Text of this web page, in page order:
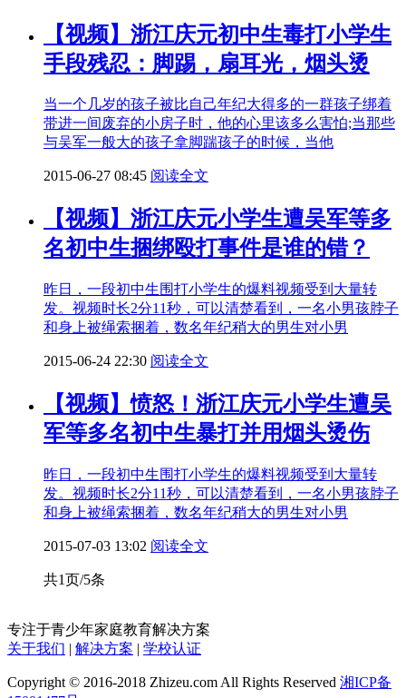
【视频】浙江庆元初中生毒打小学生
手段残忍：脚踢，扇耳光，烟头烫
当一个几岁的孩子被比自己年纪大得多的一群孩子绑着
带进一间废弃的小房子时，他的心里该多么害怕;当那些
与吴军一般大的孩子拿脚踹孩子的时候，当他
2015-06-27 08:45 阅读全文
【视频】浙江庆元小学生遭吴军等多
名初中生捆绑殴打事件是谁的错？
昨日，一段初中生围打小学生的爆料视频受到大量转
发。视频时长2分11秒，可以清楚看到，一名小男孩脖子
和身上被绳索捆着，数名年纪稍大的男生对小男
2015-06-24 22:30 阅读全文
【视频】愤怒！浙江庆元小学生遭吴
军等多名初中生暴打并用烟头烫伤
昨日，一段初中生围打小学生的爆料视频受到大量转
发。视频时长2分11秒，可以清楚看到，一名小男孩脖子
和身上被绳索捆着，数名年纪稍大的男生对小男
2015-07-03 13:02 阅读全文
共1页/5条
专注于青少年家庭教育解决方案
关于我们 | 解决方案 | 学校认证
Copyright © 2016-2018 Zhizeu.com All Rights Reserved 湘ICP备